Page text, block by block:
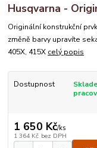
Husqvarna -
Originální konstrukční
změně barvy upravíte
405X, 415X celý popis
Dostupnost
1 650 Kč/ks
1 364 Kč bez DPH